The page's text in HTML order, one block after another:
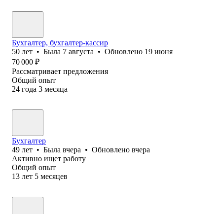
Бухгалтер, бухгалтер-кассир
50 лет • Была 7 августа • Обновлено 19 июня
70 000 ₽
Рассматривает предложения
Общий опыт
24 года 3 месяца
Бухгалтер
49 лет • Была вчера • Обновлено вчера
Активно ищет работу
Общий опыт
13 лет 5 месяцев